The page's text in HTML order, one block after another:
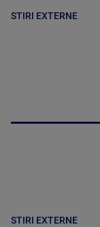
STIRI EXTERNE
STIRI EXTERNE